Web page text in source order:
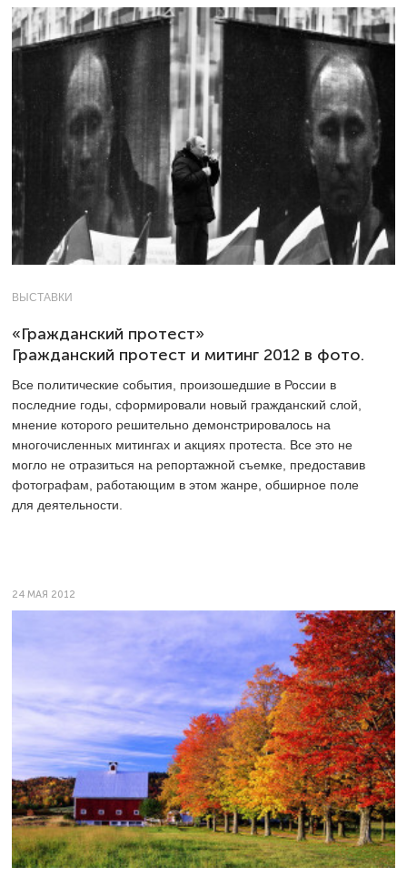
ВЫСТАВКИ
«Гражданский протест»
Гражданский протест и митинг 2012 в фото.
Все политические события, произошедшие в России в
последние годы, сформировали новый гражданский слой,
мнение которого решительно демонстрировалось на
многочисленных митингах и акциях протеста. Все это не
могло не отразиться на репортажной съемке, предоставив
фотографам, работающим в этом жанре, обширное поле
для деятельности.
24 МАЯ 2012